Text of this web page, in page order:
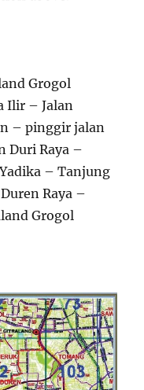
Grogol
Ilir – Jalan
– pinggir jalan
Duri Raya –
– Tanjung
Raya –
Grogol